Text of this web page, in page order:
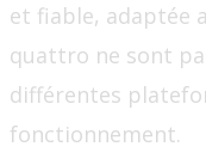
et fiable, adaptée
quattro ne sont
différentes
fonctionnement.